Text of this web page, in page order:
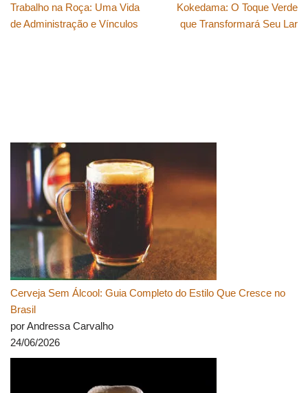
Trabalho na Roça: Uma Vida
de Administração e Vínculos
Kokedama: O Toque Verde
que Transformará Seu Lar
Cerveja Sem Álcool: Guia Completo do Estilo Que Cresce no
Brasil
por Andressa Carvalho
24/06/2026